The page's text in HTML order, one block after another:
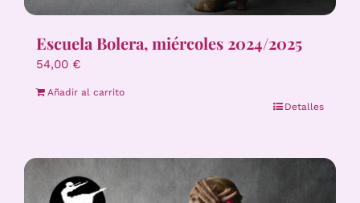
Escuela Bolera, miércoles 2024/2025
54,00 €
Añadir al carrito
Detalles